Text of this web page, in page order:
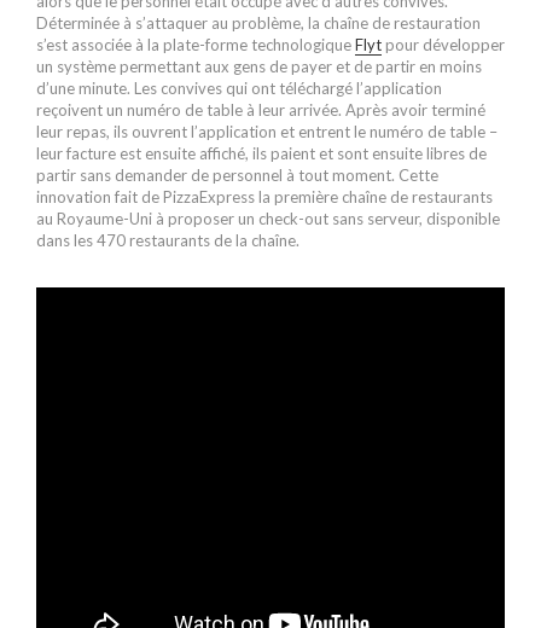
Déterminée à s’attaquer au problème, la chaîne de restauration
s’est associée à la plate-forme technologiqueFlyt pour développer
un système permettant aux gens de payer et de partir en moins
d’une minute. Les convives qui ont téléchargé l’application
reçoivent un numéro de table à leur arrivée. Après avoir terminé
leur repas, ils ouvrent l’application et entrent le numéro de table –
leur facture est ensuite affiché, ils paient et sont ensuite libres de
partir sans demander de personnel à tout moment. Cette
innovation fait de PizzaExpress la première chaîne de restaurants
au Royaume-Uni à proposer un check-out sans serveur, disponible
dans les 470 restaurants de la chaîne.